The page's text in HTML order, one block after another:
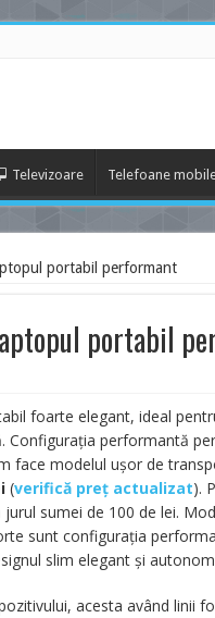
Televizoare Telefoane
portabil performant
portabil
foarte elegant, ideal
Configurația performantă
face modelul ușor de
(verifică preț actualizat).
sumei de 100 de lei.
sunt configurația
slim elegant și
acesta având linii